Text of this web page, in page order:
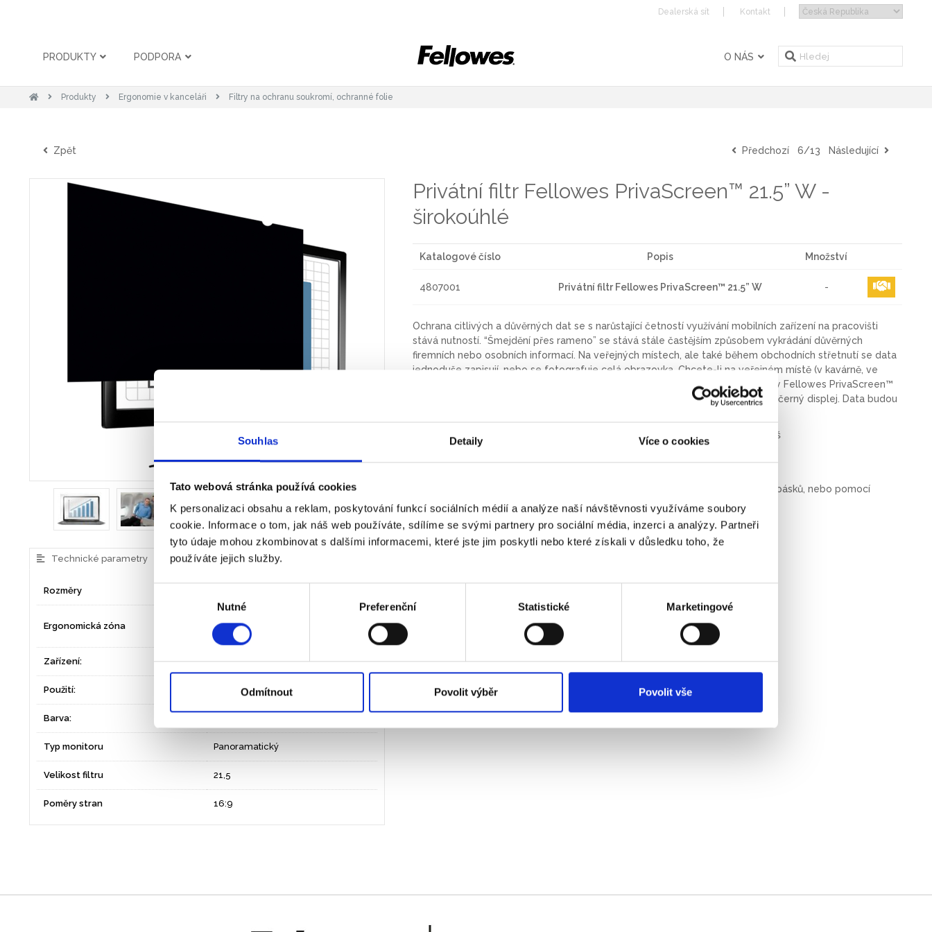
Souhlas Detaily Více o cookies
Tato webová stránka používá cookies
K personalizaci obsahu a reklam, poskytování funkcí sociálních médií a analýze naší návštěvnosti využíváme soubory
cookie. Informace o tom, jak náš web používáte, sdílíme se svými partnery pro sociální média, inzerci a analýzy. Partneři
tyto údaje mohou zkombinovat s dalšími informacemi, které jste jim poskytli nebo které získali v důsledku toho, že
používáte jejich služby.
souhlasu
Nutné Preferenční Statistické Marketingové
Odmítnout Povolit výběr Povolit vše
Dealerská sít Kontakt
PRODUKTY PODPORA O NÁS
Produkty Ergonomie v kanceláři Filtry na ochranu soukromí, ochranné folie
Zpět Předchozí 6/13 Následující
Privátní filtr Fellowes PrivaScreen™ 21.5” W -
širokoúhlé
Katalogové číslo Popis Množství
4807001 Privátní filtr Fellowes PrivaScreen™ 21.5” W -
Ochrana citlivých a důvěrných dat se s narůstající četností využívání mobilních zařízení na pracovišti
stává nutností. “Šmejdění přes rameno” se stává stále častějším způsobem vykrádání důvěrných
firemních nebo osobních informací. Na veřejných místech, ale také během obchodních střetnutí se data
jednoduše zapisují, nebo se fotografuje celá obrazovka. Chcete-li na veřejném místě (v kavárně, ve
vlaku nebo v obchodě) používat smartfon, notebook nebo tablet, privátní filtry Fellowes PrivaScreen™
zajistí ochranu Vašich dat. Osoba dívající se z boku pod úhlem 30° uvidí pouze černý displej. Data budou
Ochrana soukromí, které můžeš důvěřovat, bez ohledu na to, kde pracuješ
Dva způsoby instalace - bezpečná a trvalá pomocí oboustranně lepících pásků, nebo pomocí
bočních průhledných lístků, umožňující snadnou demontáž
Snižuje odrazy na displeji
Technické parametry
Rozměry
Ergonomická zóna
a krční páteře
Zařízení: monitor LCD/TFT
Použití: Stálé pracoviště
Barva:
Typ monitoru Panoramatický
Velikost filtru 21,5
Poměry stran 16:9